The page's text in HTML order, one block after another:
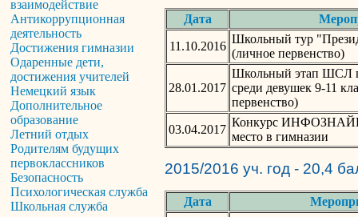
взаимодействие
Антикоррупционная
деятельность
Достижения гимназии
Одаренные дети,
достижения учителей
Немецкий язык
Дополнительное
образование
Летний отдых
Родителям будущих
первоклассников
Безопасность
Психологическая служба
Школьная служба
Дата
11.10.2016
Школьный тур
(личное первенство)
28.01.2017
Школьный этап ШСЛ
среди девушек 9-11
первенство)
03.04.2017
Конкурс
место в гимназии
2015/2016 уч. год - 20,4
Дата